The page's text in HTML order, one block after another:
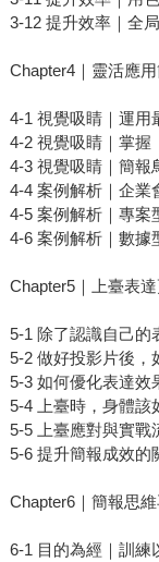
3-12 提升效率｜全
Chapter4｜靈活應
4-1 視覺吸睛｜運用
4-2 視覺吸睛｜掌握
4-3 視覺吸睛｜簡報
4-4 案例解析｜企業
4-5 案例解析｜專案
4-6 案例解析｜數據
Chapter5｜上臺表
5-1 除了認識自己的
5-2 做好投影片後，
5-3 如何優化表達效
5-4 上臺時，身體該
5-5 上臺應對與實戰
5-6 提升簡報成效的
Chapter6｜簡報思
6-1 目的為經｜訓練